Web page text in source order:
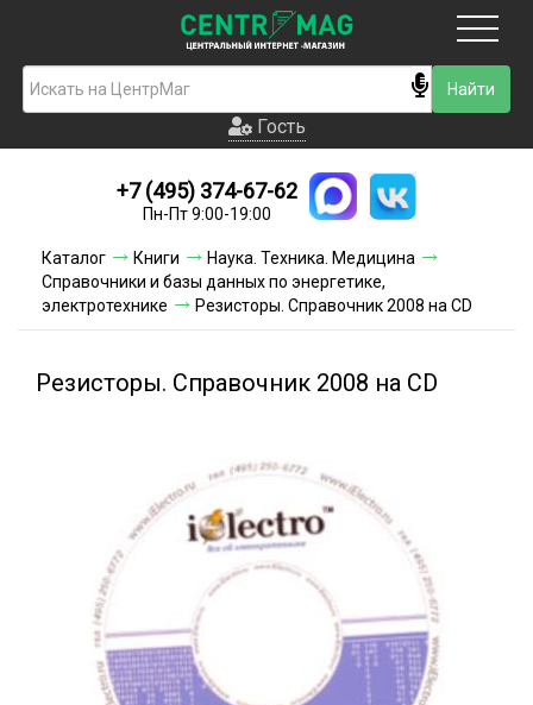
Гость
Новинки
Условия доставки
Условия оплаты
Гость
+7 (495) 374-67-62
Пн-Пт 9:00-19:00
Каталог Книги
Наука. Техника. Медицина
Справочники и базы данных по энергетике,
электротехнике
Резисторы. Справочник 2008 на CD
Резисторы. Справочник 2008 на CD